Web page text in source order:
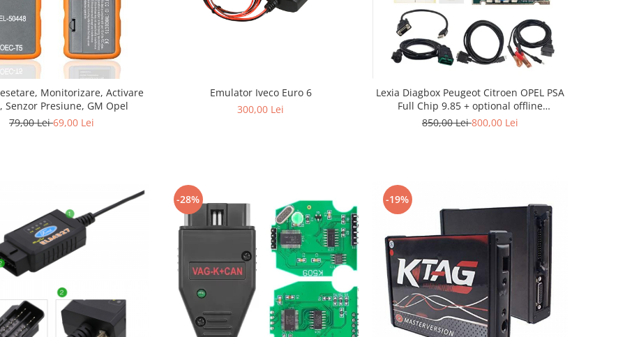
Monitorizare, Activare
Senzor Presiune, GM Opel
79,00 Lei69,00 Lei
Emulator Iveco Euro 6
300,00 Lei
Lexia Diagbox Peugeot Citroen OPEL PSA
Full Chip 9.85 + optional offline
telecoding
850,00 Lei800,00 Lei
-28% -19%